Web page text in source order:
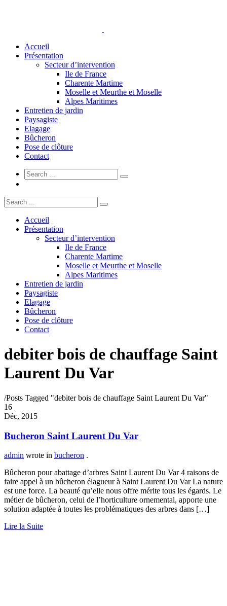
Accueil
Présentation
Secteur d’intervention
Ile de France
Charente Martime
Moselle et Meurthe et Moselle
Alpes Maritimes
Entretien de jardin
Paysagiste
Elagage
Bûcheron
Pose de clôture
Contact
Accueil
Présentation
Secteur d’intervention
Ile de France
Charente Martime
Moselle et Meurthe et Moselle
Alpes Maritimes
Entretien de jardin
Paysagiste
Elagage
Bûcheron
Pose de clôture
Contact
debiter bois de chauffage Saint
Laurent Du Var
/Posts Tagged "debiter bois de chauffage Saint Laurent Du Var"
16
Déc, 2015
Bucheron Saint Laurent Du Var
admin wrote in bucheron .
Bûcheron pour abattage d’arbres Saint Laurent Du Var 4 raisons de
faire appel à un bûcheron élagueur à Saint Laurent Du Var La nature
est une force. La beauté qu’elle nous offre mérite tous les égards. Le
métier de bûcheron, celui de l’horticulture ornemental, apporte une
solution adaptée à toutes les problématiques des arbres dans […]
Lire la Suite